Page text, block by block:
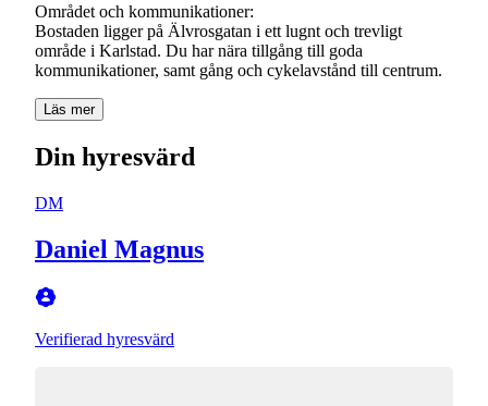
Området och kommunikationer:
Bostaden ligger på Älvrosgatan i ett lugnt och trevligt
område i Karlstad. Du har nära tillgång till goda
kommunikationer, samt gång och cykelavstånd till centrum.
Läs mer
Din hyresvärd
DM
Daniel Magnus
Verifierad hyresvärd